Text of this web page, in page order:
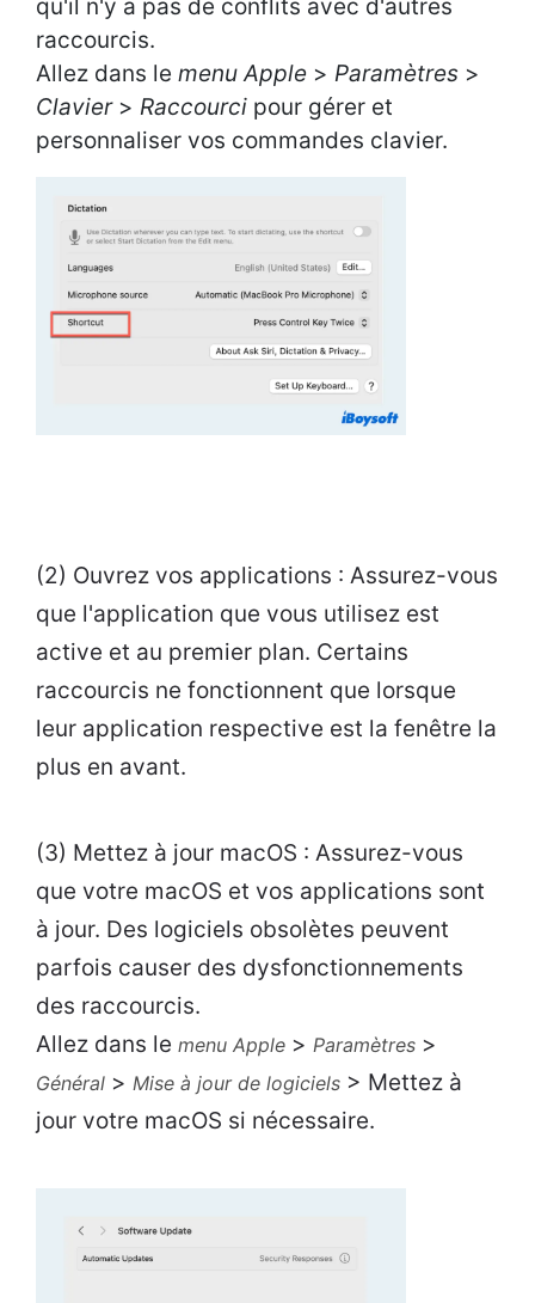
qu'il n'y a pas de conflits avec d'autres
raccourcis.
Allez dans le menu Apple > Paramètres >
Clavier> Raccourci pour gérer et
personnaliser vos commandes clavier.
(2) Ouvrez vos applications : Assurez-vous
que l'application que vous utilisez est
active et au premier plan. Certains
raccourcis ne fonctionnent que lorsque
leur application respective est la fenêtre la
plus en avant.
(3) Mettez à jour macOS : Assurez-vous
que votre macOS et vos applications sont
à jour. Des logiciels obsolètes peuvent
parfois causer des dysfonctionnements
des raccourcis.
Allez dans le menu Apple > Paramètres >
Général > Mise à jour de logiciels > Mettez à
jour votre macOS si nécessaire.